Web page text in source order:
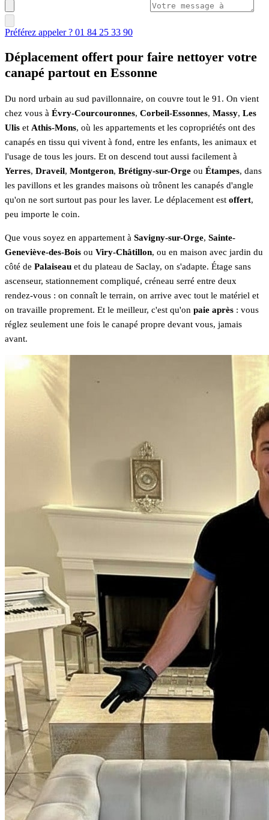
Préférez appeler ? 01 84 25 33 90
Déplacement offert pour faire nettoyer votre
canapé partout en Essonne
Du nord urbain au sud pavillonnaire, on couvre tout le 91. On vient
chez vous à Évry-Courcouronnes, Corbeil-Essonnes, Massy, Les
Ulis et Athis-Mons, où les appartements et les copropriétés ont des
canapés en tissu qui vivent à fond, entre les enfants, les animaux et
l'usage de tous les jours. Et on descend tout aussi facilement à
Yerres, Draveil, Montgeron, Brétigny-sur-Orge ou Étampes, dans
les pavillons et les grandes maisons où trônent les canapés d'angle
qu'on ne sort surtout pas pour les laver. Le déplacement est offert,
peu importe le coin.
Que vous soyez en appartement à Savigny-sur-Orge, Sainte-
Geneviève-des-Bois ou Viry-Châtillon, ou en maison avec jardin du
côté de Palaiseau et du plateau de Saclay, on s'adapte. Étage sans
ascenseur, stationnement compliqué, créneau serré entre deux
rendez-vous : on connaît le terrain, on arrive avec tout le matériel et
on travaille proprement. Et le meilleur, c'est qu'on paie après : vous
réglez seulement une fois le canapé propre devant vous, jamais
avant.